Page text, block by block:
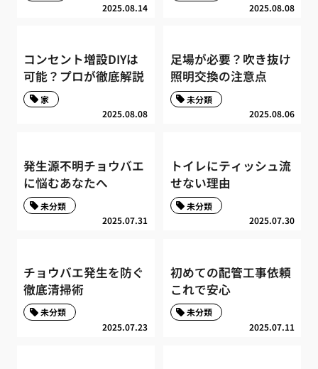
2025.08.14 2025.08.08
コンセント増設DIYは
可能？プロが徹底解説
2025.08.08
家
足場が必要？吹き抜け
照明交換の注意点
2025.08.06
未分類
発生源不明チョウバエ
に悩むあなたへ
2025.07.31
未分類
トイレにティッシュ流
せない理由
2025.07.30
未分類
チョウバエ発生を防ぐ
徹底清掃術
2025.07.23
未分類
初めての配管工事依頼
これで安心
2025.07.11
未分類